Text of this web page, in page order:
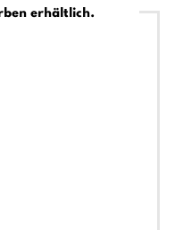
erhältlich.